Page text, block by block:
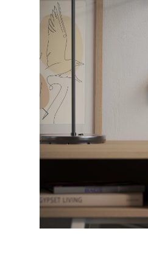
Socket Albă
Priză
intermediul
Funcție de
sau Google
Design
Conectare